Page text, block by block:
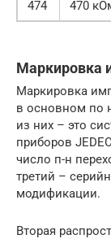
474
470
Маркировка
Маркировка
в основном по
из них – это
приборов
число п-н
третий –
модификации.
Вторая